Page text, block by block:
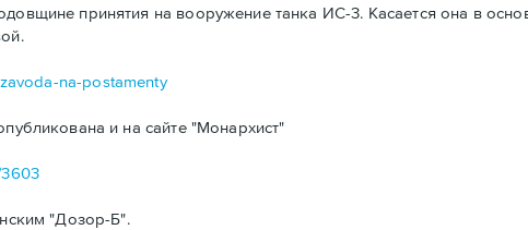
принятия на вооружение танка ИС-3. Касается она в
na-postamenty
и на сайте "Монархист"
"Дозор-Б".